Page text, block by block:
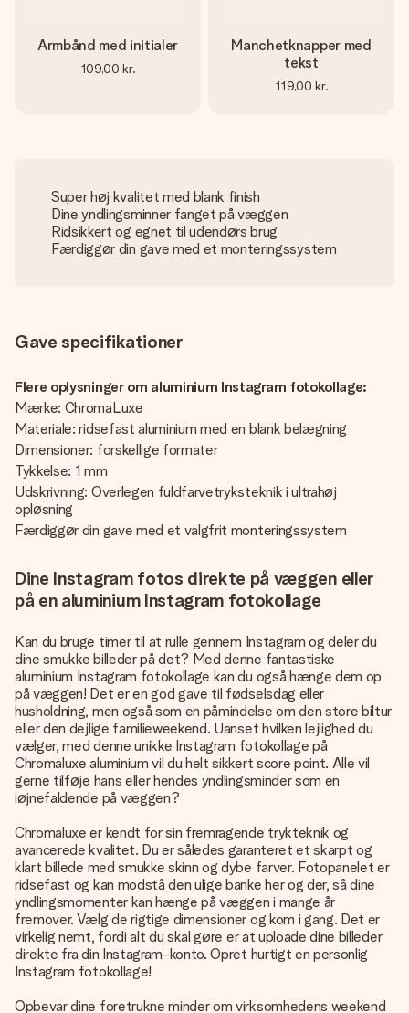
Armbånd med initialer
109,00 kr.
Manchetknapper med
tekst
119,00 kr.
Super høj kvalitet med blank finish
Dine yndlingsminner fanget på væggen
Ridsikkert og egnet til udendørs brug
Færdiggør din gave med et monteringssystem
Gave specifikationer
Flere oplysninger om aluminium Instagram fotokollage:
Mærke: ChromaLuxe
Materiale: ridsefast aluminium med en blank belægning
Dimensioner: forskellige formater
Tykkelse: 1 mm
Udskrivning: Overlegen fuldfarvetryksteknik i ultrahøj
opløsning
Færdiggør din gave med et valgfrit monteringssystem
Dine Instagram fotos direkte på væggen eller
på en aluminium Instagram fotokollage
Kan du bruge timer til at rulle gennem Instagram og deler du
dine smukke billeder på det? Med denne fantastiske
aluminium Instagram fotokollage kan du også hænge dem op
på væggen! Det er en god gave til fødselsdag eller
husholdning, men også som en påmindelse om den store biltur
eller den dejlige familieweekend. Uanset hvilken lejlighed du
vælger, med denne unikke Instagram fotokollage på
Chromaluxe aluminium vil du helt sikkert score point. Alle vil
gerne tilføje hans eller hendes yndlingsminder som en
iøjnefaldende på væggen?
Chromaluxe er kendt for sin fremragende trykteknik og
avancerede kvalitet. Du er således garanteret et skarpt og
klart billede med smukke skinn og dybe farver. Fotopanelet er
ridsefast og kan modstå den ulige banke her og der, så dine
yndlingsmomenter kan hænge på væggen i mange år
fremover. Vælg de rigtige dimensioner og kom i gang. Det er
virkelig nemt, fordi alt du skal gøre er at uploade dine billeder
direkte fra din Instagram-konto. Opret hurtigt en personlig
Instagram fotokollage!
Opbevar dine foretrukne minder om virksomhedens weekend